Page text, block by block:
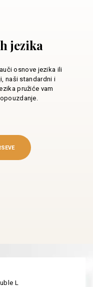
jezika
osnove jezika ili
naši standardni i
pružiće vam
L